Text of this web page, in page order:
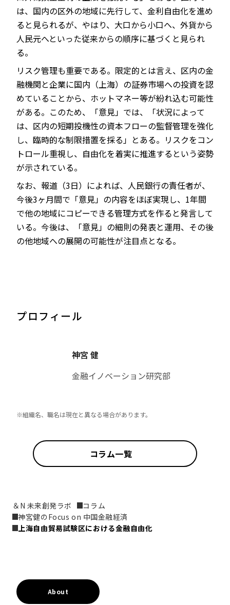
は、国内の区外の地域に先行して、金利自由化を進め
ると見られるが、やはり、大口から小口へ、外貨から
人民元へといった従来からの順序に基づくと見られ
る。
リスク管理も重要である。限定的とは言え、区内の金
融機関と企業に国内（上海）の証券市場への投資を認
めていることから、ホットマネー等が紛れ込む可能性
がある。このため、「意見」では、「状況によって
は、区内の短期投機性の資本フローの監督管理を強化
し、臨時的な制限措置を採る」とある。リスクをコン
トロール重視し、自由化を着実に推進するという姿勢
が示されている。
なお、報道（3日）によれば、人民銀行の責任者が、
今後3ヶ月間で「意見」の内容をほぼ実現し、1年間
で他の地域にコピーできる管理方式を作ると発言して
いる。今後は、「意見」の細則の発表と運用、その後
の他地域への展開の可能性が注目点となる。
プロフィール
神宮 健
金融イノベーション研究部
※組織名、職名は現在と異なる場合があります。
コラム一覧
＆N 未来創発ラボ
コラム
神宮健のFocus on 中国金融経済
上海自由貿易試験区における金融自由化
About